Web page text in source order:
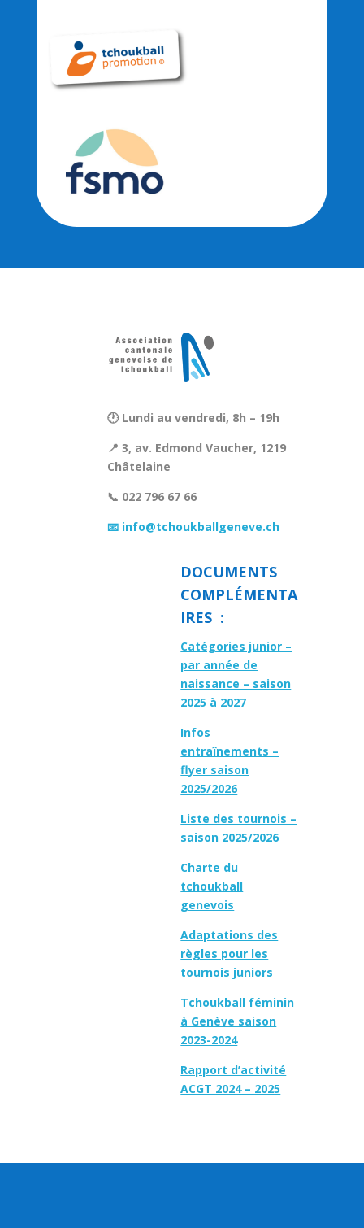
🕐 Lundi au vendredi, 8h – 19h
📍 3, av. Edmond Vaucher, 1219
Châtelaine
📞 022 796 67 66
📧 info@tchoukballgeneve.ch
DOCUMENTS
COMPLÉMENTA
IRES :
Catégories junior –
par année de
naissance – saison
2025 à 2027
Infos
entraînements –
flyer saison
2025/2026
Liste des tournois –
saison 2025/2026
Charte du
tchoukball
genevois
Adaptations des
règles pour les
tournois juniors
Tchoukball féminin
à Genève saison
2023-2024
Rapport d’activité
ACGT 2024 – 2025